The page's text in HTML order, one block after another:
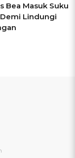
Bea Masuk Suku
Lindungi